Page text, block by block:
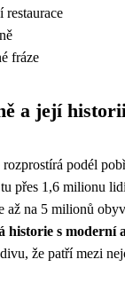
restaurace
fráze
a její
rozprostírá podél
přes 1,6 milionu
až na 5 milionů
historie s
že patří mezi